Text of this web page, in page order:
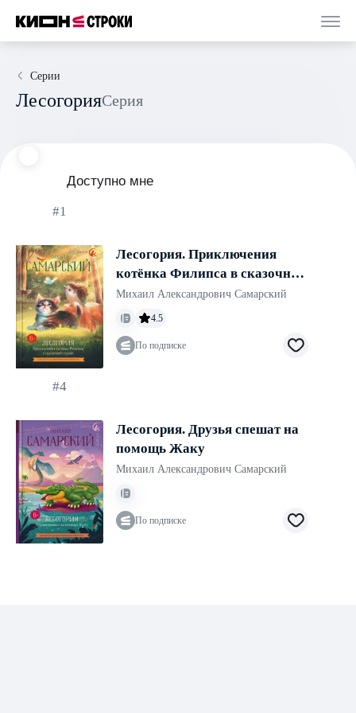
Серии
Лесогория Серия
Доступно мне
#1
Лесогория. Приключения
котёнка Филипса в сказочной
стране
Михаил Александрович Самарский
4.5
По подписке
#4
Лесогория. Друзья спешат на
помощь Жаку
Михаил Александрович Самарский
По подписке